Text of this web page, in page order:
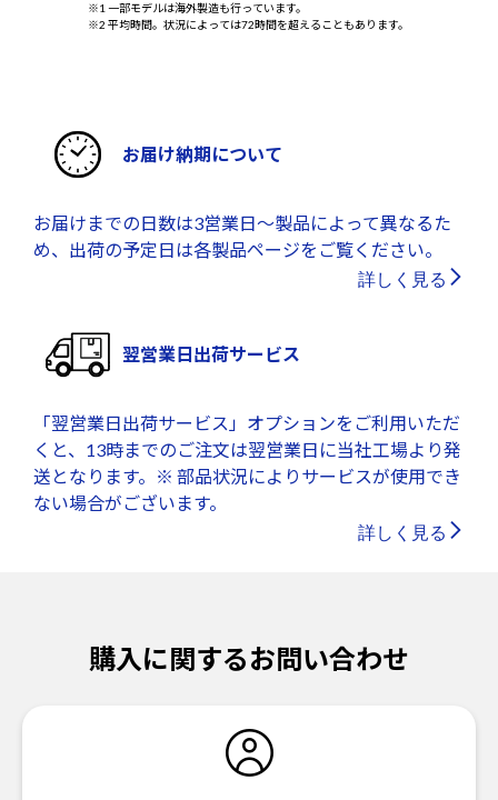
※1 一部モデルは海外製造も行っています。
※2 平均時間。状況によっては72時間を超えることもあります。
お届け納期について
お届けまでの日数は3営業日～製品によって異なるた
め、出荷の予定日は各製品ページをご覧ください。
詳しく見る
翌営業日出荷サービス
「翌営業日出荷サービス」オプションをご利用いただ
くと、13時までのご注文は翌営業日に当社工場より発
送となります。※ 部品状況によりサービスが使用でき
ない場合がございます。
詳しく見る
購入に関するお問い合わせ